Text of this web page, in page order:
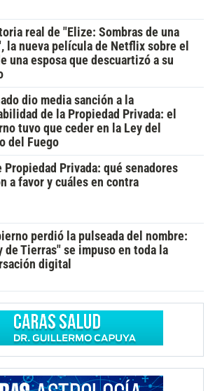
real de "Elize: Sombras de una
la nueva película de Netflix sobre el
una esposa que descuartizó a su
dio media sanción a la
de la Propiedad Privada: el
tuvo que ceder en la Ley del
del Fuego
Propiedad Privada: qué senadores
a favor y cuáles en contra
perdió la pulseada del nombre:
de Tierras" se impuso en toda la
digital